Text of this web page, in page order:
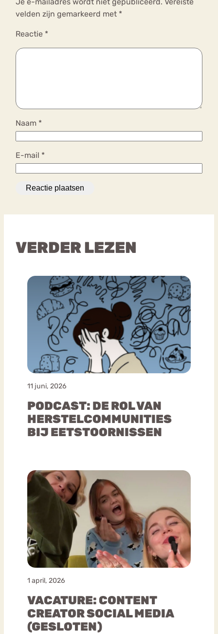
velden zijn gemarkeerd met *
Reactie *
Naam *
E-mail *
VERDER LEZEN
11 juni, 2026
PODCAST: DE ROL VAN
HERSTELCOMMUNITIES
BIJ EETSTOORNISSEN
1 april, 2026
VACATURE: CONTENT
CREATOR SOCIAL MEDIA
(GESLOTEN)